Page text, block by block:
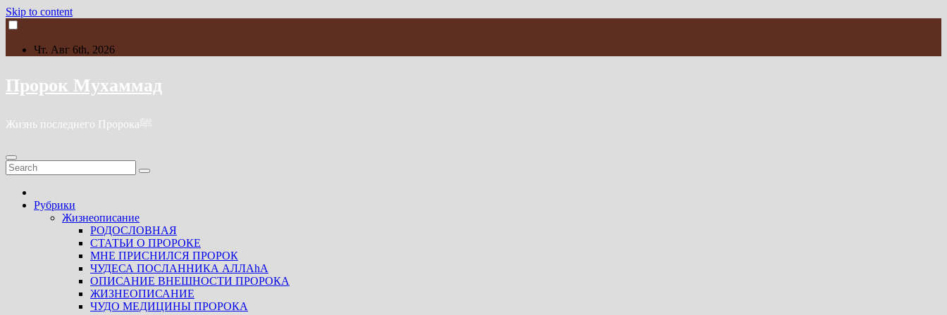
Skip to content
Чт. Авг 6th, 2026
Пророк Мухаммад
Жизнь последнего Пророкаﷺ
Рубрики
Жизнеописание
РОДОСЛОВНАЯ
СТАТЬИ О ПРОРОКЕ
МНЕ ПРИСНИЛСЯ ПРОРОК
ЧУДЕСА ПОСЛАННИКА АЛЛАhА
ОПИСАНИЕ ВНЕШНОСТИ ПРОРОКА
ЖИЗНЕОПИСАНИЕ
ЧУДО МЕДИЦИНЫ ПРОРОКА